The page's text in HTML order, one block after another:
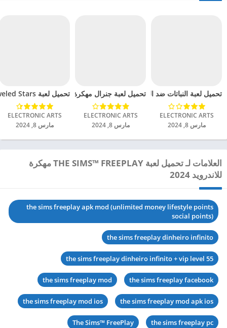
تحميل لعبة النباتات ضد الزومبي مهكرة للاندرويد 2024
ELECTRONIC ARTS‏
مارس 8, 2024
تحميل لعبة جنرال مهكرة للاندرويد 2024
ELECTRONIC ARTS‏
مارس 8, 2024
تحميل لعبة Bejeweled Stars مهكرة للاندرويد 2024
ELECTRONIC ARTS‏
مارس 8, 2024
العلامات لـ تحميل لعبة THE SIMS™ FREEPLAY مهكرة
للاندرويد 2024
the sims freeplay apk mod (unlimited money lifestyle points
social points)
the sims freeplay dinheiro infinito
the sims freeplay dinheiro infinito + vip level 55
the sims freeplay facebook
the sims freeplay mod
the sims freeplay mod apk ios
the sims freeplay mod ios
the sims freeplay pc
The Sims™ FreePlay